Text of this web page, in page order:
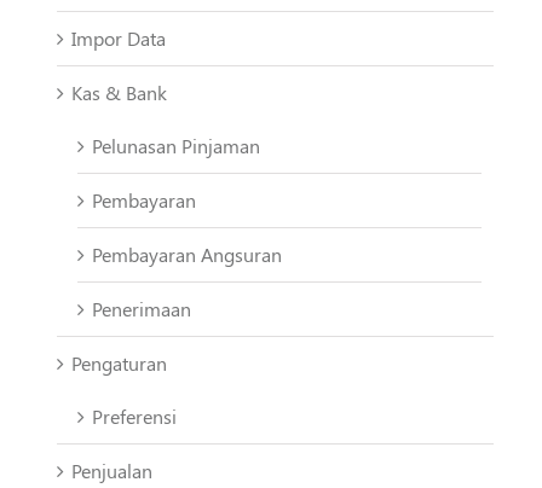
Impor Data
Kas & Bank
Pelunasan Pinjaman
Pembayaran
Pembayaran Angsuran
Penerimaan
Pengaturan
Preferensi
Penjualan